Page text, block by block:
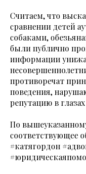
Считаем, что
сравнении детей
собаками,
были публично
информации
противоречат
поведения,
репутацию в
По
соответствующее
#катягордон